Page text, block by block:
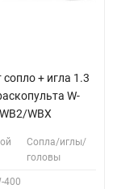
+ игла 1.3
W-
WBX
Сопла/иглы/
головы
400